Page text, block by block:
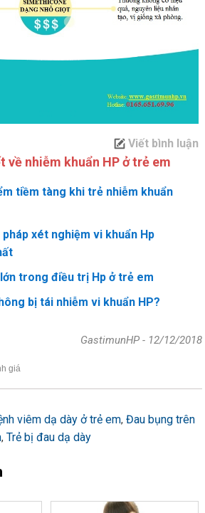
Viết bình luận
về nhiễm khuẩn HP ở trẻ em
tiềm tàng khi trẻ nhiễm khuẩn
xét nghiệm vi khuẩn Hp
trong điều trị Hp ở trẻ em
bị tái nhiễm vi khuẩn HP?
GastimunHP- 12/12/2018
giá
viêm dạ dày ở trẻ em,Đau bụng trên
,Trẻ bị đau dạ dày